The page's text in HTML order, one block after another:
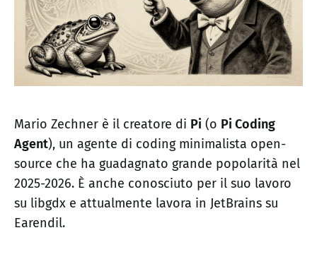
Mario Zechner è il creatore di Pi (o Pi Coding
Agent), un agente di coding minimalista open-
source che ha guadagnato grande popolarità nel
2025-2026. È anche conosciuto per il suo lavoro
su libgdx e attualmente lavora in JetBrains su
Earendil.